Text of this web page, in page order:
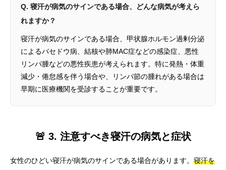
Q. 寝汗が病気のサインである場合、どんな病気が考えら
れますか？
寝汗が病気のサインである場合、甲状腺ホルモン過剰分泌
によるバセドウ病、結核や肺MAC症などの感染症、悪性
リンパ腫などの悪性疾患が考えられます。特に発熱・体重
減少・倦怠感を伴う場合や、リンパ節の腫れがある場合は
早期に医療機関を受診することが重要です。
🚨 3. 注意すべき寝汗の病気と症状
女性のひどい寝汗が病気のサインである場合があります。 寝汗を